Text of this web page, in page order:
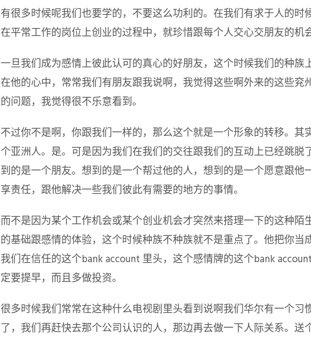
有很多时候呢我们也要学的，不要这么功利的。在我们有求于人的
在平常工作的岗位上创业的过程中，就珍惜跟每个人交心交朋友的机
一旦我们成为感情上彼此认可的真心的好朋友，这个时候我们的种族
在他的心中，常常我们有朋友跟我说啊，我觉得这些啊外来的这些
的问题，我觉得很不乐意看到。
不过你不是啊，你跟我们一样的，那么这个就是一个形象的转移。
个亚洲人。是。可是因为我们在我们的交往跟我们的互动上已经跳
到的是一个朋友。想到的是一个帮过他的人，想到的是一个愿意跟
享责任，跟他解决一些我们彼此有需要的地方的事情。
而不是因为某个工作机会或某个创业机会才突然来搭理一下的这种
的基础跟感情的体验，这个时候种族不种族就不是重点了。他把你
我们在信任的这个bank account 里头，这个感情牌的这个bank
定要提早，而且多做投资。
很多时候我们常常在这种什么电视剧里头看到说啊我们华尔有一个习
了，我们再赶快去那个公司认识的人，那边再去做一下人际关系。